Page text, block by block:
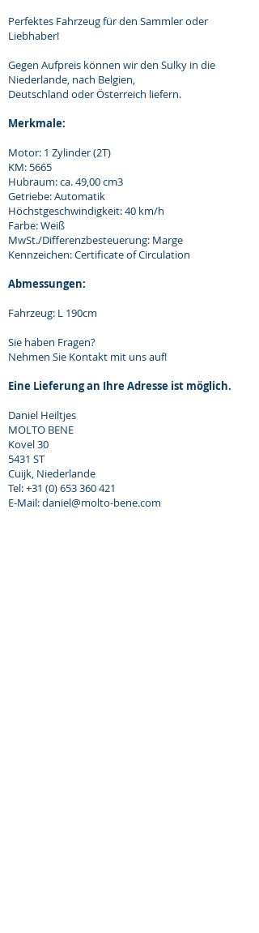
Perfektes Fahrzeug für den Sammler oder
Liebhaber!
Gegen Aufpreis können wir den Sulky in die
Niederlande, nach Belgien,
Deutschland oder Österreich liefern.
Merkmale:
Motor: 1 Zylinder (2T)
KM: 5665
Hubraum: ca. 49,00 cm3
Getriebe: Automatik
Höchstgeschwindigkeit: 40 km/h
Farbe: Weiß
MwSt./Differenzbesteuerung: Marge
Kennzeichen: Certificate of Circulation
Abmessungen:
Fahrzeug: L 190cm
Sie haben Fragen?
Nehmen Sie Kontakt mit uns auf!
Eine Lieferung an Ihre Adresse ist möglich.
Daniel Heiltjes
MOLTO BENE
Kovel 30
5431 ST
Cuijk, Niederlande
Tel: +31 (0) 653 360 421
E-Mail: daniel@molto-bene.com